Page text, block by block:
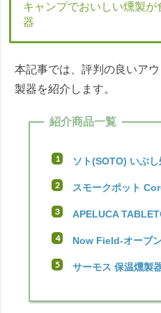
キャンプでおいしい燻製
器
本記事では、評判の良いア
製器を紹介します。
紹介商品一覧
ソト(SOTO) いぶ
スモークポット
APELUCA
Now Field-オーブ
サーモス 保温燻製